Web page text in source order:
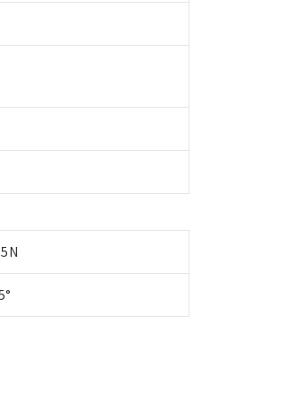
情報の共同利用に関して"
の「1.共同利用者の
ることができます。
書
するもので、過去に遡って非含有を証明するも
載しておりました。
了していることから、特段のことがない限り、